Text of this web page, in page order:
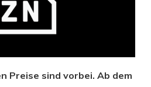
Preise sind vorbei. Ab dem